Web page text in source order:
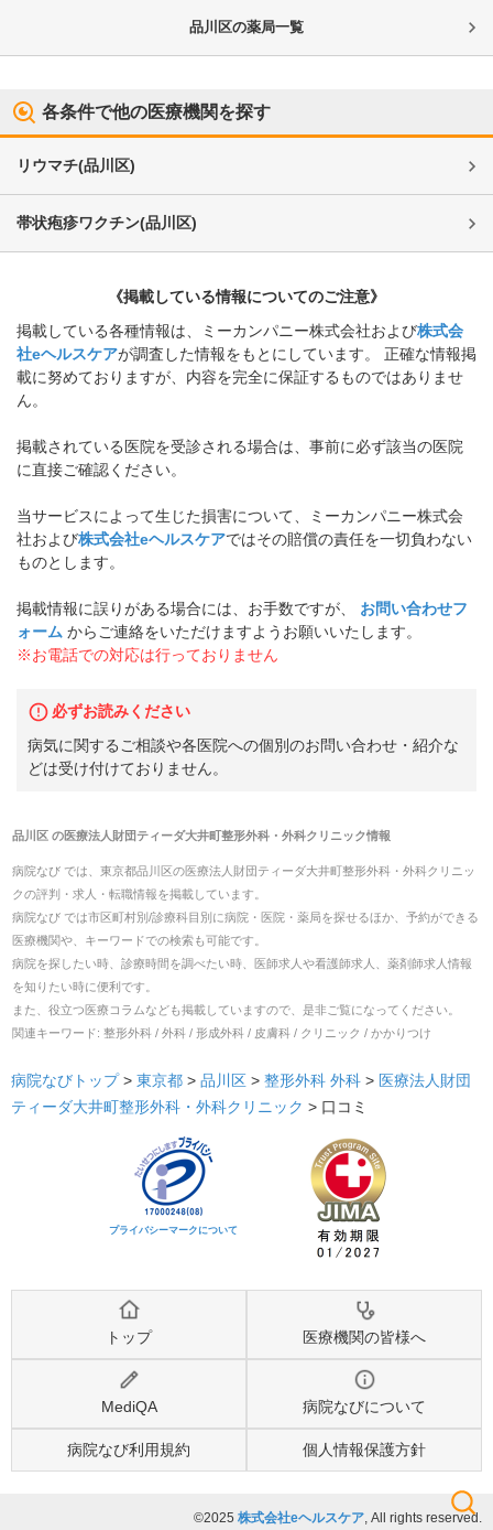
検索
品川区の薬局一覧
各条件で他の医療機関を探す
リウマチ(品川区)
帯状疱疹ワクチン(品川区)
《掲載している情報についてのご注意》
掲載している各種情報は、ミーカンパニー株式会社および株式会
社eヘルスケアが調査した情報をもとにしています。 正確な情報掲
載に努めておりますが、内容を完全に保証するものではありませ
ん。
掲載されている医院を受診される場合は、事前に必ず該当の医院
に直接ご確認ください。
当サービスによって生じた損害について、ミーカンパニー株式会
社および株式会社eヘルスケアではその賠償の責任を一切負わない
ものとします。
掲載情報に誤りがある場合には、お手数ですが、
お問い合わせフ
ォーム からご連絡をいただけますようお願いいたします。
※お電話での対応は行っておりません
必ずお読みください
病気に関するご相談や各医院への個別のお問い合わせ・紹介な
どは受け付けておりません。
品川区 の医療法人財団ティーダ大井町整形外科・外科クリニック情報
病院なび では、 東京都品川区の医療法人財団ティーダ大井町整形外科・外科クリニッ
クの評判・求人・転職情報を掲載しています。
病院なび では市区町村別/診療科目別に病院・医院・薬局を探せるほか、予約ができる
医療機関や、キーワードでの検索も可能です。
病院を探したい時、診療時間を調べたい時、医師求人や看護師求人、薬剤師求人情報
を知りたい時に便利です。
また、役立つ医療コラムなども掲載していますので、是非ご覧になってください。
関連キーワード: 整形外科 / 外科 / 形成外科 / 皮膚科 / クリニック / かかりつけ
病院なびトップ > 東京都 > 品川区 > 整形外科 外科 > 医療法人財団
ティーダ大井町整形外科・外科クリニック > 口コミ
プライバシーマークについて
トップ 医療機関の皆様へ
MediQA 病院なびについて
病院なび利用規約 個人情報保護方針
©2025 株式会社eヘルスケア, All rights reserved.